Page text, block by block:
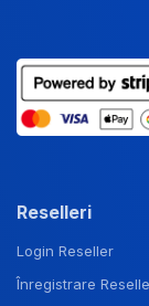
Reselleri
Login Reseller
Înregistrare